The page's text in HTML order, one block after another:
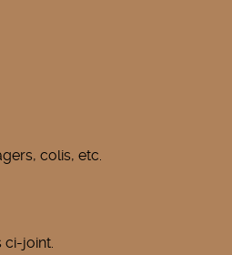
colis, etc.
joint.